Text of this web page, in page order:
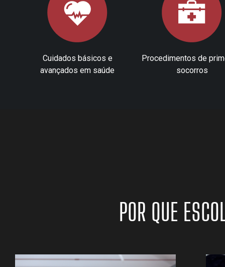
Cuidados básicos e
avançados em saúde
Procedimentos de
socorros
POR QUE